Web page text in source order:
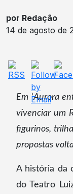
por Redação
14 de agosto de
Em ‘Aurora
vivenciar um
figurinos,
propostas
A história da
do Teatro